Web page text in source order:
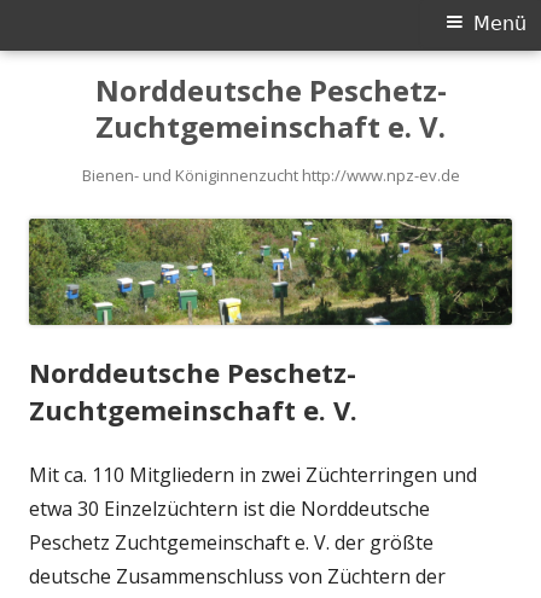
Norddeutsche Peschetz-
Zuchtgemeinschaft e. V.
Bienen- und Königinnenzucht http://www.npz-ev.de
Menü
Norddeutsche Peschetz-
Zuchtgemeinschaft e. V.
Mit ca. 110 Mitgliedern in zwei Züchterringen und
etwa 30 Einzelzüchtern ist die Norddeutsche
Peschetz Zuchtgemeinschaft e. V. der größte
deutsche Zusammenschluss von Züchtern der